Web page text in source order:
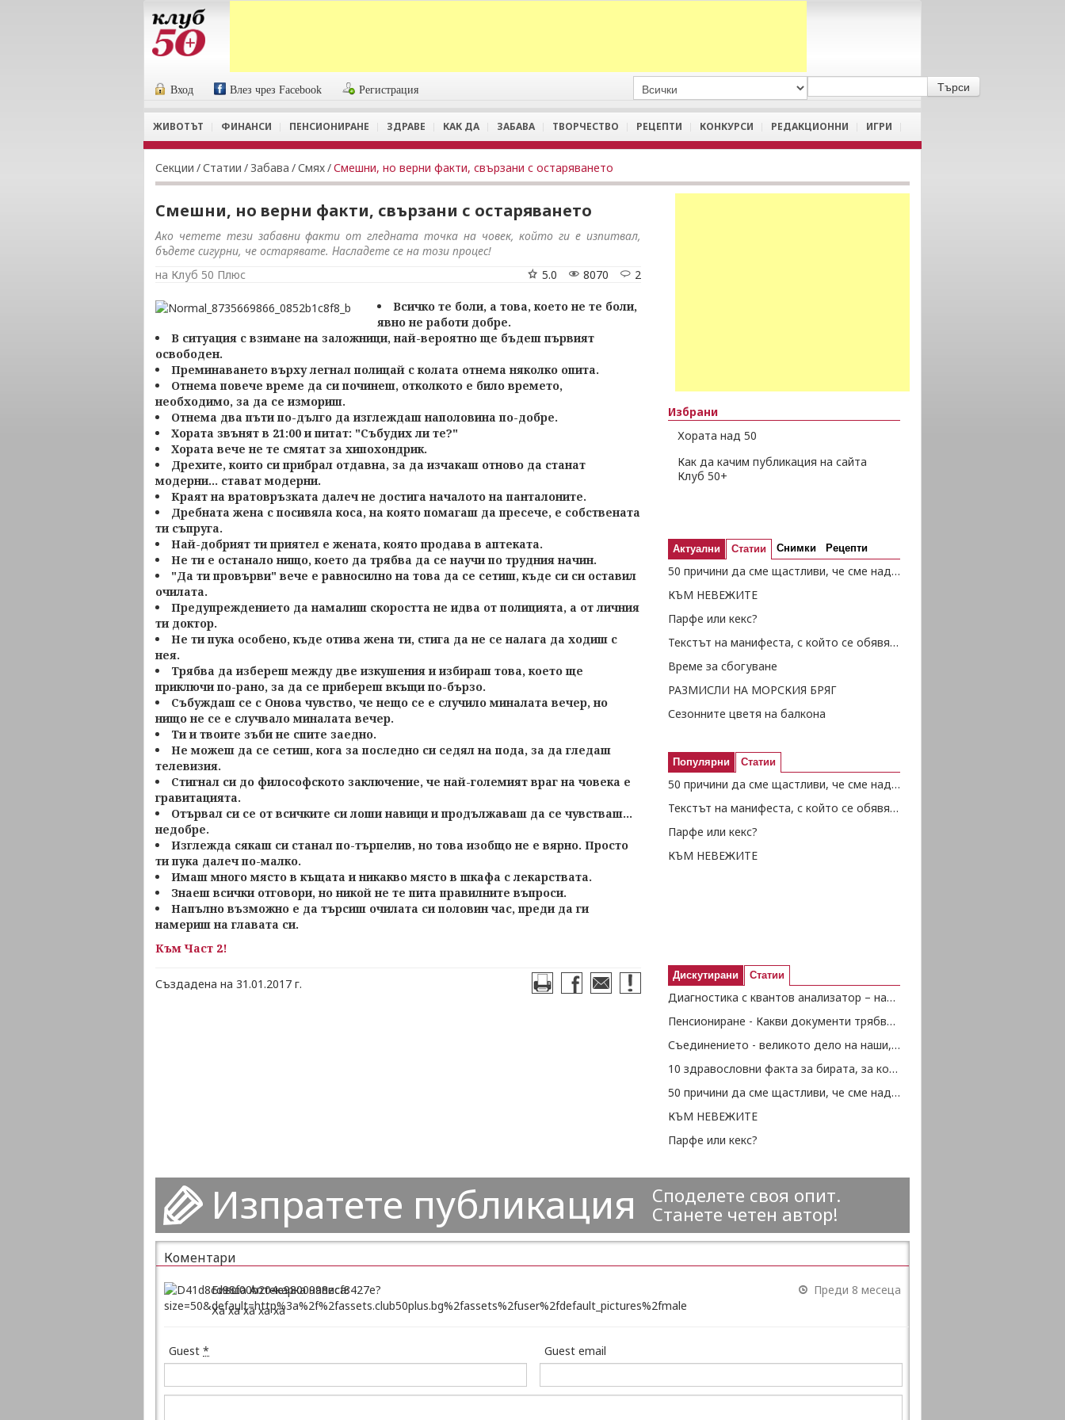
Вход Влез чрез Facebook Регистрация
ЖИВОТЪТ ФИНАНСИ ПЕНСИОНИРАНЕ ЗДРАВЕ КАК ДА ЗАБАВА ТВОРЧЕСТВО РЕЦЕПТИ КОНКУРСИ РЕДАКЦИОННИ ИГРИ
Секции /Статии / Забава /Смях/Смешни, но верни факти, свързани с остаряването
Смешни, но верни факти, свързани с остаряването
Ако четете тези забавни факти от гледната точка на човек, който ги е изпитвал,
бъдете сигурни, че остарявате. Насладете се на този процес!
на Клуб 50 Плюс
2
8070
5.0
Всичко те боли, а това, което не те боли,
явно не работи добре.
В ситуация с взимане на заложници, най-вероятно ще бъдеш първият
освободен.
Преминаването върху легнал полицай с колата отнема няколко опита.
Отнема повече време да си починеш, отколкото е било времето,
необходимо, за да се измориш.
Отнема два пъти по-дълго да изглеждаш наполовина по-добре.
Хората звънят ​​в 21:00 и питат: "Събудих ли те?"
Хората вече не те смятат за хипохондрик.
Дрехите, които си прибрал отдавна, за да изчакаш отново да станат
модерни... стават модерни.
Краят на вратовръзката далеч не достига началото на панталоните.
Дребната жена с посивяла коса, на която помагаш да пресече, е собствената
ти съпруга.
Най-добрият ти приятел е жената, която продава в аптеката.
Не ти е останало нищо, което да трябва да се научи по трудния начин.
"Да ти провърви" вече е равносилно на това да се сетиш, къде си си оставил
очилата.
Предупреждението да намалиш скоростта не идва от полицията, а от личния
ти доктор.
Не ти пука особено, къде отива жена ти, стига да не се налага да ходиш с
нея.
Трябва да избереш между две изкушения и избираш това, което ще
приключи по-рано, за да се прибереш вкъщи по-бързо.
Събуждаш се с Онова чувство, че нещо се е случило миналата вечер, но
нищо не се е случвало миналата вечер.
Ти и твоите зъби не спите заедно.
Не можеш да се сетиш, кога за последно си седял на пода, за да гледаш
телевизия.
Стигнал си до философското заключение, че най-големият враг на човека е
гравитацията.
Отървал си се от всичките си лоши навици и продължаваш да се чувстваш...
недобре.
Изглежда сякаш си станал по-търпелив, но това изобщо не е вярно. Просто
ти пука далеч по-малко.
Имаш много място в къщата и никакво място в шкафа с лекарствата.
Знаеш всички отговори, но никой не те пита правилните въпроси.
Напълно възможно е да търсиш очилата си половин час, преди да ги
намериш на главата си.
Към Част 2!
Създадена на 31.01.2017 г.
Избрани
Хората над 50
Как да качим публикация на сайта
Клуб 50+
Актуални Статии Снимки Рецепти
50 причини да сме щастливи, че сме над 50
КЪМ НЕВЕЖИТЕ
Парфе или кекс?
Текстът на манифеста, с който се обявява Независимостта
Време за сбогуване
РАЗМИСЛИ НА МОРСКИЯ БРЯГ
Сезонните цветя на балкона
Популярни Статии
50 причини да сме щастливи, че сме над 50
Текстът на манифеста, с който се обявява Независимостта
Парфе или кекс?
КЪМ НЕВЕЖИТЕ
Дискутирани Статии
Диагностика с квантов анализатор – наука или шарлатанство?
Пенсиониране - Какви документи трябва да представим
Съединението - великото дело на наши, български народ
10 здравословни факта за бирата, за които не подозирате
50 причини да сме щастливи, че сме над 50
КЪМ НЕВЕЖИТЕ
Парфе или кекс?
Изпратете публикация
Споделете своя опит.
Станете четен автор!
Коментари
Бивша Аптекарка написа:
Преди 8 месеца
Ха ха ха ха ха
Guest * Guest email